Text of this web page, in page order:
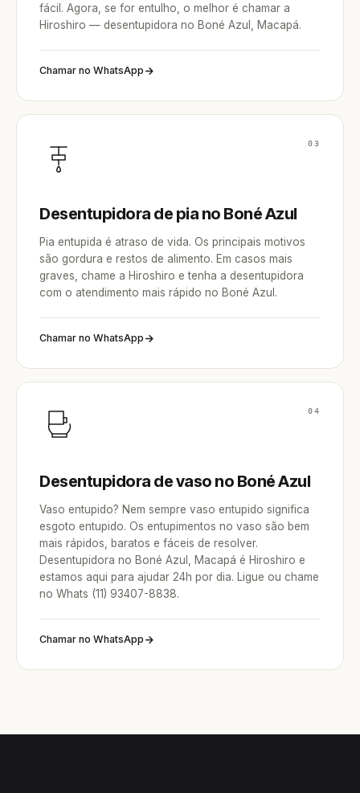
fácil. Agora, se for entulho, o melhor é chamar a
Hiroshiro — desentupidora no Boné Azul, Macapá.
Chamar no WhatsApp
03
Desentupidora de pia no Boné Azul
Pia entupida é atraso de vida. Os principais motivos
são gordura e restos de alimento. Em casos mais
graves, chame a Hiroshiro e tenha a desentupidora
com o atendimento mais rápido no Boné Azul.
Chamar no WhatsApp
04
Desentupidora de vaso no Boné Azul
Vaso entupido? Nem sempre vaso entupido significa
esgoto entupido. Os entupimentos no vaso são bem
mais rápidos, baratos e fáceis de resolver.
Desentupidora no Boné Azul, Macapá é Hiroshiro e
estamos aqui para ajudar 24h por dia. Ligue ou chame
no Whats (11) 93407-8838.
Chamar no WhatsApp